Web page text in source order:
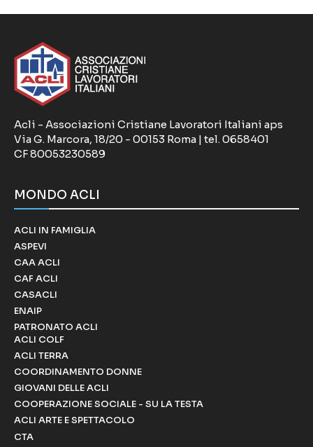
Acli - Associazioni Cristiane Lavoratori Italiani aps
Via G. Marcora, 18/20 - 00153 Roma | tel. 0658401
CF 80053230589
MONDO ACLI
ACLI IN FAMIGLIA
ASPEVI
CAA ACLI
CAF ACLI
CASACLI
ENAIP
PATRONATO ACLI
ACLI COLF
ACLI TERRA
COORDINAMENTO DONNE
GIOVANI DELLE ACLI
COOPERAZIONE SOCIALE - SU LA TESTA
ACLI ARTE E SPETTACOLO
CTA